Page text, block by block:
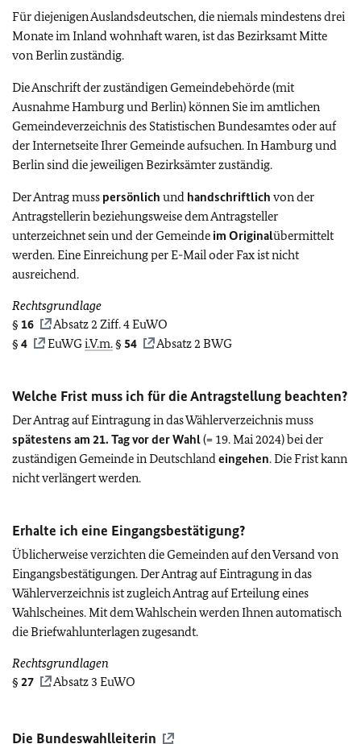
Für diejenigen Auslandsdeutschen, die niemals mindestens drei
Monate im Inland wohnhaft waren, ist das Bezirksamt Mitte
von Berlin zuständig.
Die Anschrift der zuständigen Gemeindebehörde (mit
Ausnahme Hamburg und Berlin) können Sie im amtlichen
Gemeindeverzeichnis des Statistischen Bundesamtes oder auf
der Internetseite Ihrer Gemeinde aufsuchen. In Hamburg und
Berlin sind die jeweiligen Bezirksämter zuständig.
Der Antrag muss persönlich und handschriftlich von der
Antragstellerin beziehungsweise dem Antragsteller
unterzeichnet sein und der Gemeinde im Originalübermittelt
werden. Eine Einreichung per E-Mail oder Fax ist nicht
ausreichend.
Rechtsgrundlage
§ 16
Absatz 2 Ziff. 4 EuWO
§ 4 EuWGi.V.m.§ 54 Absatz 2 BWG
Welche Frist muss ich für die Antragstellung beachten?
Der Antrag auf Eintragung in das Wählerverzeichnis muss
spätestens am 21. Tag vor der Wahl(= 19. Mai 2024) bei der
zuständigen Gemeinde in Deutschland eingehen. Die Frist kann
nicht verlängert werden.
Erhalte ich eine Eingangsbestätigung?
Üblicherweise verzichten die Gemeinden auf den Versand von
Eingangsbestätigungen. Der Antrag auf Eintragung in das
Wählerverzeichnis ist zugleich Antrag auf Erteilung eines
Wahlscheines. Mit dem Wahlschein werden Ihnen automatisch
die Briefwahlunterlagen zugesandt.
Rechtsgrundlagen
§ 27 Absatz 3 EuWO
Die Bundeswahlleiterin